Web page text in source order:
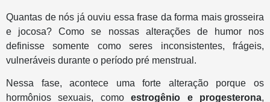
Quantas de nós já ouviu essa frase da forma mais grosseira
e jocosa? Como se nossas alterações de humor nos
definisse somente como seres inconsistentes, frágeis,
vulneráveis durante o período pré menstrual.
Nessa fase, acontece uma forte alteração porque os
hormônios sexuais, comoestrogênio e progesterona,